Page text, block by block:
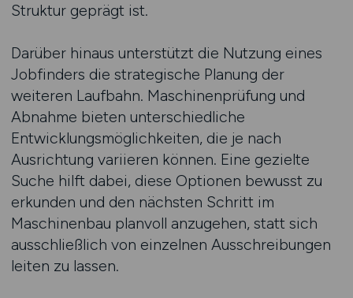
Struktur geprägt ist.
Darüber hinaus unterstützt die Nutzung eines
Jobfinders die strategische Planung der
weiteren Laufbahn. Maschinenprüfung und
Abnahme bieten unterschiedliche
Entwicklungsmöglichkeiten, die je nach
Ausrichtung variieren können. Eine gezielte
Suche hilft dabei, diese Optionen bewusst zu
erkunden und den nächsten Schritt im
Maschinenbau planvoll anzugehen, statt sich
ausschließlich von einzelnen Ausschreibungen
leiten zu lassen.